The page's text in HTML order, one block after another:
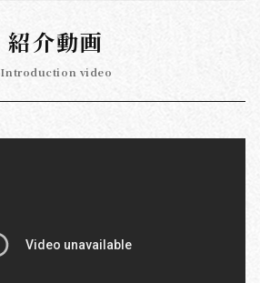
紹介動画
Introduction video